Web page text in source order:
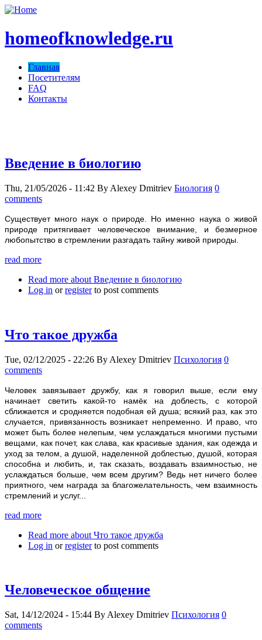
homeofknowledge.ru
Главная
Посетителям
FAQ
Контакты
Введение в биологию
Thu, 21/05/2026 - 11:42 By Alexey Dmitriev Биология 0
comments
Существует много наук о природе. Но именно наука о живой
природе притягивает человеческое внимание, и безмерное
любопытство в стремлении разгадать тайну живой природы.
read more
Read more about Введение в биологию
Log in orregisterto post comments
Что такое дружба
Tue, 02/12/2025 - 22:26 By Alexey Dmitriev Психология 0
comments
Человек завязывает дружбу, как я говорил выше, если ему
начинает светить какой-то намёк на доблесть, с которой
сближается и сродняется подобная ей душа; всякий раз, как это
случается, привязанность возникает непременно. И право, что
может быть более нелепым, чем услаждаться многими пустыми
вещами, как почет, как слава, как красивые здания, как одежда и
уход за телом, а душой, наделенной доблестью, душой, которая
способна и любить, и, так сказать, воздавать взаимностью, не
услаждаться больше, чем всем другим? Ведь нет ничего более
приятного, чем награда за благожелательность, чем взаимность
стремлений и услуг...
read more
Read more about Что такое дружба
Log in orregisterto post comments
Человеческое общение
Sat, 14/12/2024 - 15:44 By Alexey Dmitriev Психология 0
comments